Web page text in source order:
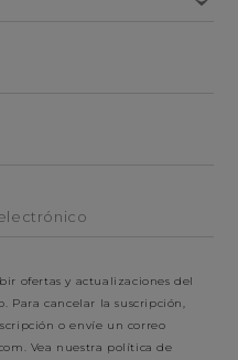
ofertas y actualizaciones del
cancelar la suscripción,
o envíe un correo
. Vea nuestra política de